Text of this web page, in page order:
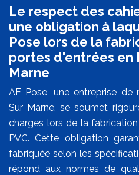
Le respect des
une obligation à
Pose lors de la
portes d'entrées en
Marne
AF Pose, une entreprise de
Sur Marne, se soumet
charges lors de la
PVC. Cette obligation
fabriquée selon les
répond aux normes de